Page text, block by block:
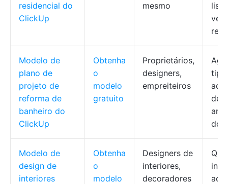
residencial do
ClickUp
mesmo
Modelo de
plano de
projeto de
reforma de
banheiro do
ClickUp
Obtenha
o
modelo
gratuito
Proprietários,
designers,
empreiteiros
tipo
de
Modelo de
design de
interiores
Obtenha
o
modelo
Designers de
interiores,
decoradores